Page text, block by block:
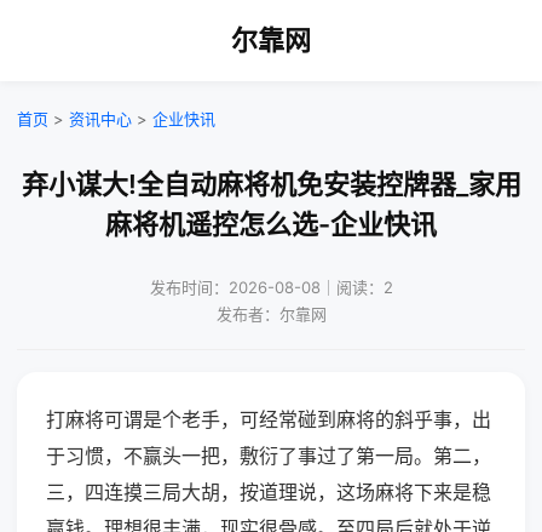
尔靠网
首页 > 资讯中心 > 企业快讯
弃小谋大!全自动麻将机免安装控牌器_家用
麻将机遥控怎么选-企业快讯
发布时间：2026-08-08｜阅读：2
发布者：尔靠网
打麻将可谓是个老手，可经常碰到麻将的斜乎事，出
于习惯，不赢头一把，敷衍了事过了第一局。第二，
三，四连摸三局大胡，按道理说，这场麻将下来是稳